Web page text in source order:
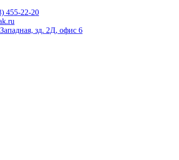
455-22-20
зд. 2Д, офис 6